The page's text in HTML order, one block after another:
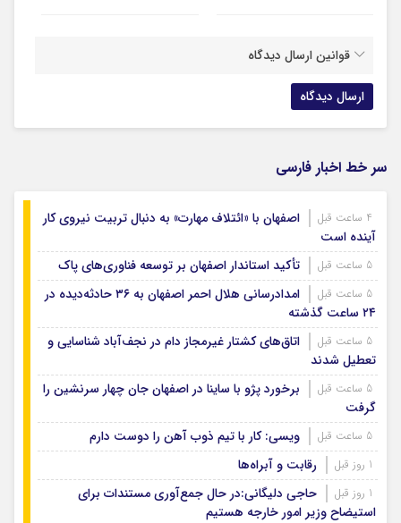
قوانین ارسال دیدگاه
سر خط اخبار فارسی
اصفهان با «ائتلاف مهارت» به دنبال تربیت نیروی کار
آینده است
تأکید استاندار اصفهان بر توسعه فناوری‌های پاک
امدادرسانی هلال احمر اصفهان به ۳۶ حادثه‌دیده در
۲۴ ساعت گذشته
اتاق‌های کشتار غیرمجاز دام در نجف‌آباد شناسایی و
تعطیل شدند
برخورد پژو با ساینا در اصفهان جان چهار سرنشین را
گرفت
ویسی: کار با تیم ذوب آهن را دوست دارم
رقابت و آبراه‌ها
حاجی دلیگانی:در حال جمع‌آوری مستندات برای
استیضاح وزیر امور خارجه هستیم